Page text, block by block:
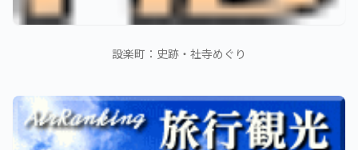
設楽町：史跡・社寺めぐり